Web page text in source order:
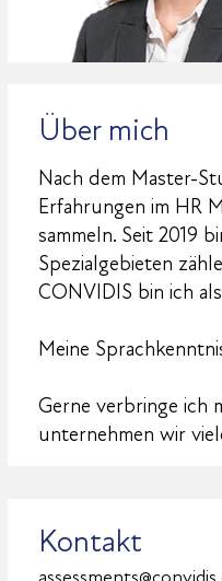
Über mich
Nach dem Master-
Erfahrungen im HR
sammeln. Seit 2019
Spezialgebieten
CONVIDIS bin ich
Meine
Gerne verbringe ich
unternehmen wir
Kontakt